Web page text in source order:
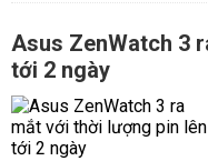
Asus ZenWatch 3
tới 2 ngày